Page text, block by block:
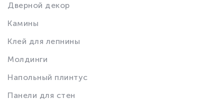
Дверной декор
Камины
Клей для лепнины
Молдинги
Напольный плинтус
Панели для стен